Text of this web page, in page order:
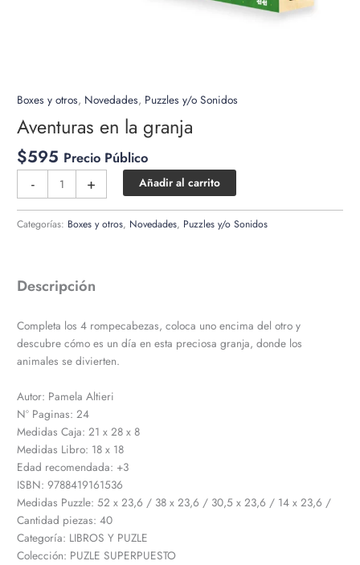
Boxes y otros, Novedades, Puzzles y/o Sonidos
Aventuras en la granja
$595 Precio Público
-
Aventuras
en
la
granja
+ Añadir al carrito
Categorías: Boxes y otros, Novedades, Puzzles y/o Sonidos
Descripción
Completa los 4 rompecabezas, coloca uno encima del otro y
descubre cómo es un día en esta preciosa granja, donde los
animales se divierten.
Autor: Pamela Altieri
Nº Paginas: 24
Medidas Caja: 21 x 28 x 8
Medidas Libro: 18 x 18
Edad recomendada: +3
ISBN: 9788419161536
Medidas Puzzle: 52 x 23,6 / 38 x 23,6 / 30,5 x 23,6 / 14 x 23,6 /
Cantidad piezas: 40
Categoría: LIBROS Y PUZLE
Colección: PUZLE SUPERPUESTO